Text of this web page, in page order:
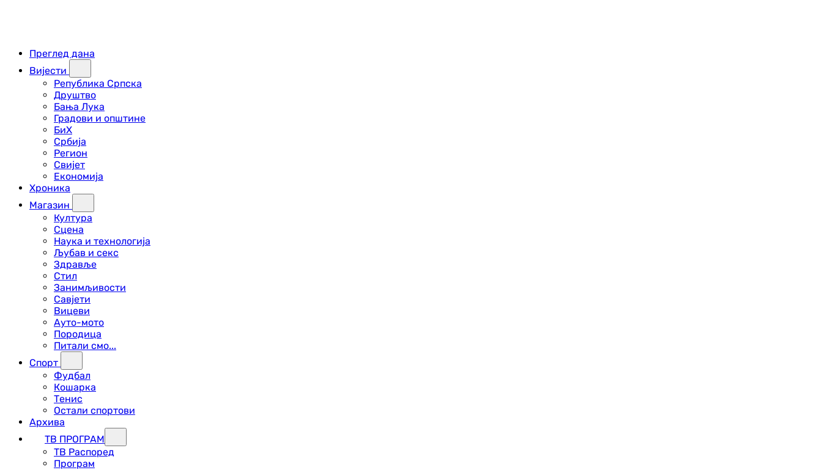
Преглед дана
Вијести
Република Српска
Друштво
Бања Лука
Градови и општине
БиХ
Србија
Регион
Свијет
Економија
Хроника
Магазин
Култура
Сцена
Наука и технологија
Љубав и секс
Здравље
Стил
Занимљивости
Савјети
Вицеви
Ауто-мото
Породица
Питали смо...
Спорт
Фудбал
Кошарка
Тенис
Остали спортови
Архива
ТВ ПРОГРАМ
ТВ Распоред
Програм